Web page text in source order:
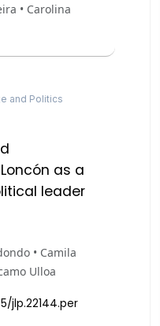
• Carolina
and Politics
as a
leader
• Camila
Ulloa
jlp.22144.per